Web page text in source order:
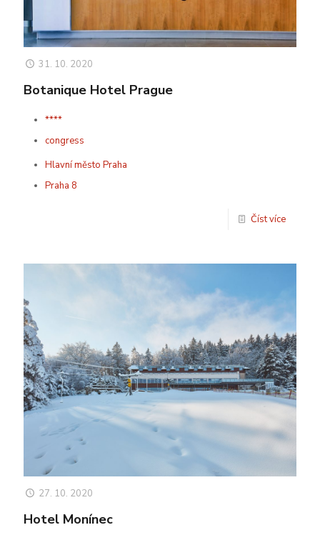
31. 10. 2020
Botanique Hotel Prague
****
congress
Hlavní město Praha
Praha 8
Číst více
27. 10. 2020
Hotel Monínec